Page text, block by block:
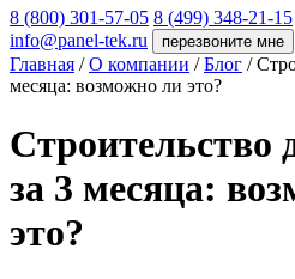
8 (800) 301-57-05 8 (499) 348-21-15
info@panel-tek.ru
перезвоните мне
Главная / О компании / Блог /
месяца: возможно ли это?
Строительство
за 3 месяца:
это?